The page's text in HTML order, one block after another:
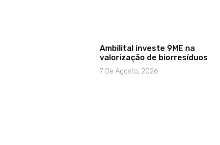
Ambilital investe 9ME na
valorização de biorresíduos
7 De Agosto, 2026